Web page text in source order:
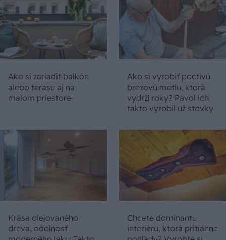
Ako si zariadiť balkón
alebo terasu aj na
malom priestore
Ako si vyrobiť poctivú
brezovú metlu, ktorá
vydrží roky? Pavol ich
takto vyrobil už stovky
Krása olejovaného
dreva, odolnosť
Chcete dominantu
interiéru, ktorá pritiahne